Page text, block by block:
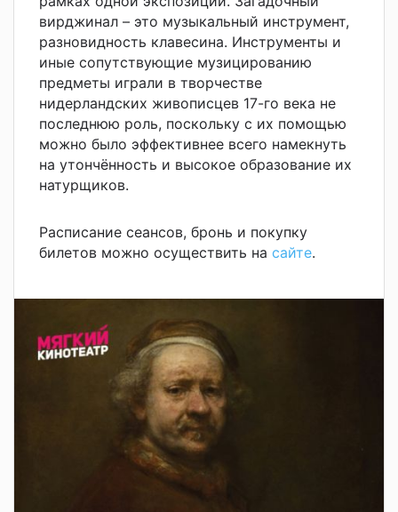
вирджинал – это музыкальный инструмент,
разновидность клавесина. Инструменты и
иные сопутствующие музицированию
предметы играли в творчестве
нидерландских живописцев 17-го века не
последнюю роль, поскольку с их помощью
можно было эффективнее всего намекнуть
на утончённость и высокое образование их
натурщиков.
Расписание сеансов, бронь и покупку
билетов можно осуществить на сайте.